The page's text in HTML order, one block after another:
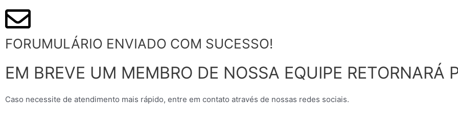
FORUMULÁRIO ENVIADO COM SUCESSO!
EM BREVE UM MEMBRO DE NOSSA EQUIPE RETORNARÁ
Caso necessite de atendimento mais rápido, entre em contato através de nossas redes sociais.